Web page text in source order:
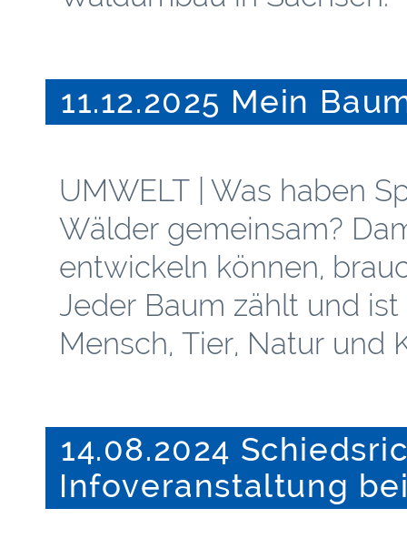
11.12.2025 Mein
UMWELT | Was haben
Wälder gemeinsam?
entwickeln können,
Jeder Baum zählt und
Mensch, Tier, Natur und
14.08.2024
Infoveranstaltung